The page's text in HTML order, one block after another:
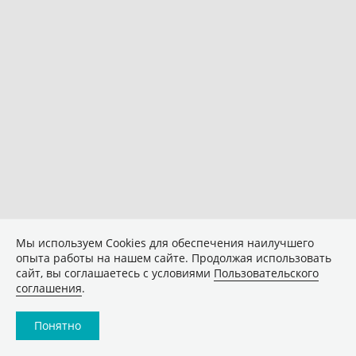
Мы используем Сookies для обеспечения наилучшего
опыта работы на нашем сайте. Продолжая использовать
сайт, вы соглашаетесь с условиями Пользовательского
соглашения.
Понятно